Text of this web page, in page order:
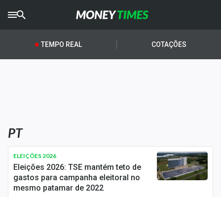
CRYPTOTIMES
AGROTIMES
Money Trader
Anuncie
TEMPO REAL COTAÇÕES
PT
ELEIÇÕES 2026
Eleições 2026: TSE mantém teto de
gastos para campanha eleitoral no
mesmo patamar de 2022